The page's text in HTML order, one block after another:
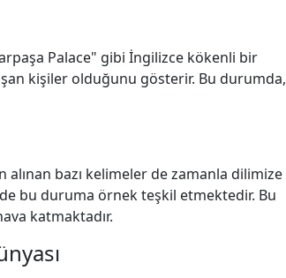
Palace" gibi İngilizce kökenli bir
kişiler olduğunu gösterir. Bu durumda,
bazı kelimeler de zamanla dilimize
bu duruma örnek teşkil etmektedir. Bu
katmaktadır.